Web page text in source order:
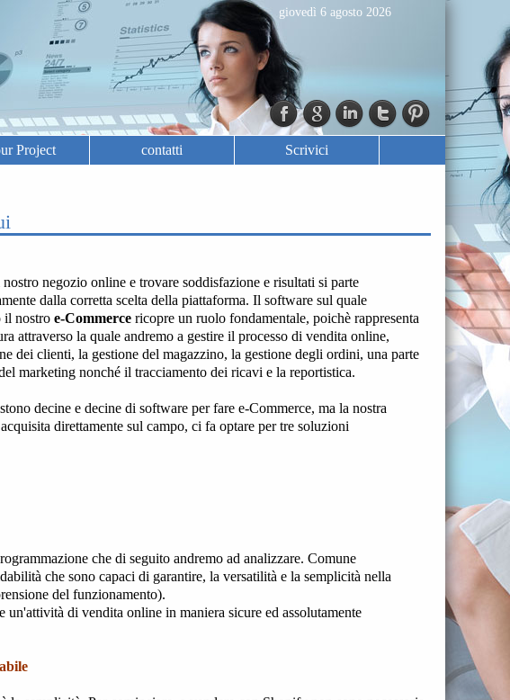
giovedì 6 agosto 2026
Project contatti Scrivici
negozio online e trovare soddisfazione e risultati si parte
dalla corretta scelta della piattaforma. Il software sul quale
il nostro e-Commerce ricopre un ruolo fondamentale, poichè rappresenta
attraverso la quale andremo a gestire il processo di vendita online,
dei clienti, la gestione del magazzino, la gestione degli ordini, una parte
marketing nonché il tracciamento dei ricavi e la reportistica.
decine e decine di software per fare e-Commerce, ma la nostra
direttamente sul campo, ci fa optare per tre soluzioni
che di seguito andremo ad analizzare. Comune
che sono capaci di garantire, la versatilità e la semplicità nella
del funzionamento).
di vendita online in maniera sicure ed assolutamente